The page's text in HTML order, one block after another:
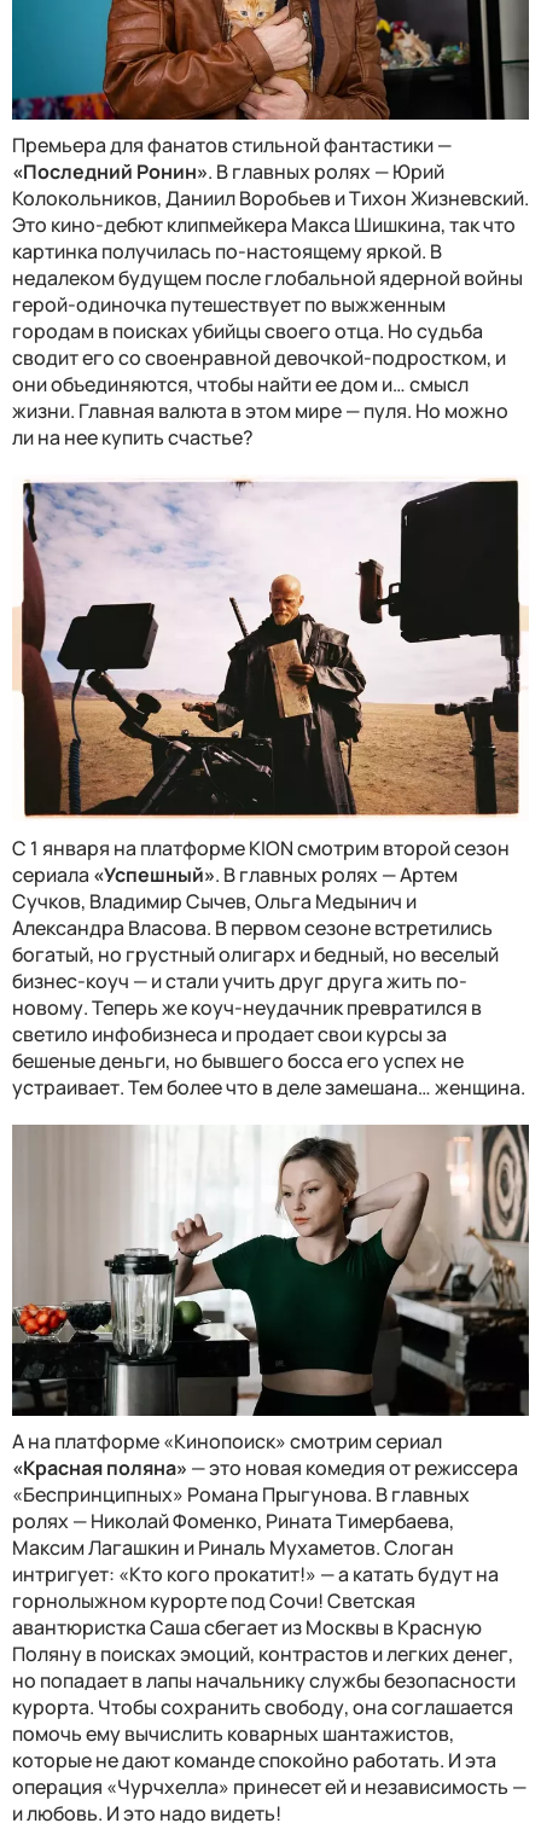
Премьера для фанатов стильной фантастики —
«Последний Ронин». В главных ролях — Юрий
Колокольников, Даниил Воробьев и Тихон Жизневский.
Это кино-дебют клипмейкера Макса Шишкина, так что
картинка получилась по-настоящему яркой. В
недалеком будущем после глобальной ядерной войны
герой-одиночка путешествует по выжженным
городам в поисках убийцы своего отца. Но судьба
сводит его со своенравной девочкой-подростком, и
они объединяются, чтобы найти ее дом и… смысл
жизни. Главная валюта в этом мире — пуля. Но можно
ли на нее купить счастье?
С 1 января на платформе KION смотрим второй сезон
сериала «Успешный». В главных ролях — Артем
Сучков, Владимир Сычев, Ольга Медынич и
Александра Власова. В первом сезоне встретились
богатый, но грустный олигарх и бедный, но веселый
бизнес-коуч — и стали учить друг друга жить по-
новому. Теперь же коуч-неудачник превратился в
светило инфобизнеса и продает свои курсы за
бешеные деньги, но бывшего босса его успех не
устраивает. Тем более что в деле замешана… женщина.
А на платформе «Кинопоиск» смотрим сериал
«Красная поляна» — это новая комедия от режиссера
«Беспринципных» Романа Прыгунова. В главных
ролях — Николай Фоменко, Рината Тимербаева,
Максим Лагашкин и Риналь Мухаметов. Слоган
интригует: «Кто кого прокатит!» — а катать будут на
горнолыжном курорте под Сочи! Светская
авантюристка Саша сбегает из Москвы в Красную
Поляну в поисках эмоций, контрастов и легких денег,
но попадает в лапы начальнику службы безопасности
курорта. Чтобы сохранить свободу, она соглашается
помочь ему вычислить коварных шантажистов,
которые не дают команде спокойно работать. И эта
операция «Чурчхелла» принесет ей и независимость —
и любовь. И это надо видеть!